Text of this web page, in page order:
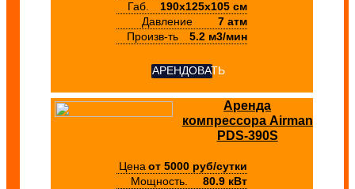
Габ.
190х125х105 см
Давление
7 атм
Произв-ть
5.2 м3/мин
АРЕНДОВАТЬ
Аренда
компрессора Airman
PDS-390S
Цена от 5000 руб/сутки
Мощность.
80.9 кВт